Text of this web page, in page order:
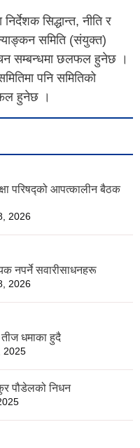
परिषद्को आपत्कालीन बैठक
2026
नपर्ने सवारीसाधनहरू
2026
धमाका हुदै
2025
पौडेलको निधन
सिद्धान्त, नीति र
समिति (संयुक्त)
सम्बन्धमा छलफल हुनेछ ।
पनि समितिको
हुनेछ ।